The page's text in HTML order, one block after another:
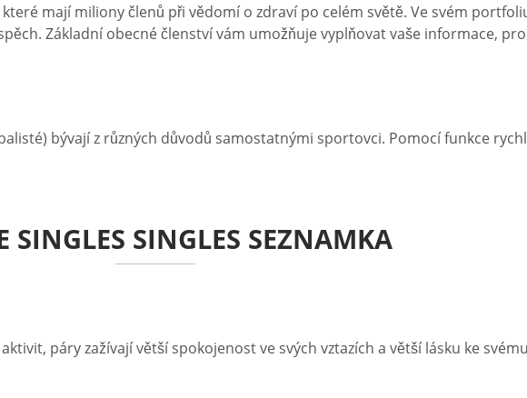
mají miliony členů při vědomí o zdraví po celém světě. Ve svém
Základní obecné členství vám umožňuje vyplňovat vaše informace,
bývají z různých důvodů samostatnými sportovci. Pomocí funkce
SINGLES SINGLES SEZNAMKA
páry zažívají větší spokojenost ve svých vztazích a větší lásku ke